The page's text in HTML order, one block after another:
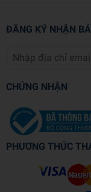
phỏng các
ĐĂNG KÝ NHẬN
CHỨNG NHẬN
PHƯƠNG THỨC